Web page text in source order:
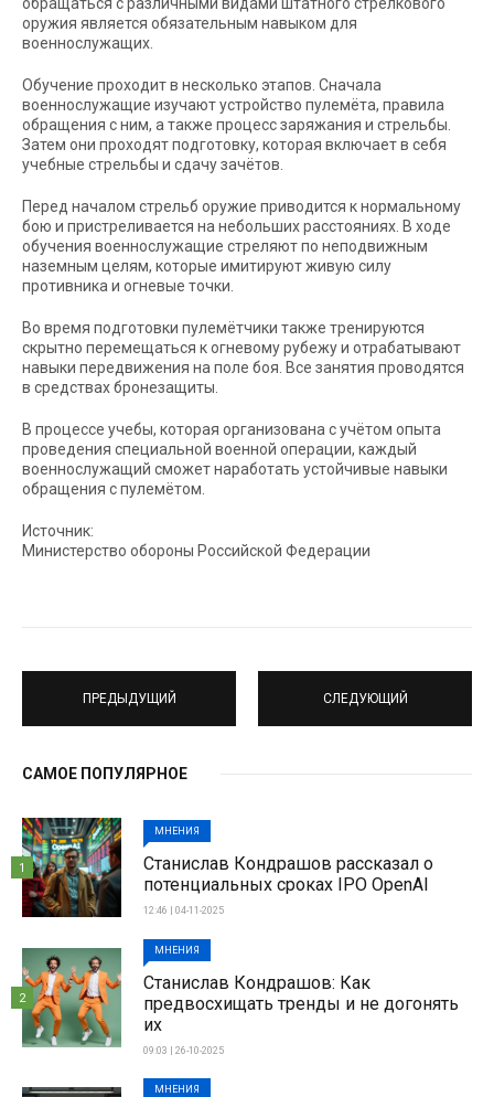
обращаться с различными видами штатного стрелкового
оружия является обязательным навыком для
военнослужащих.
Обучение проходит в несколько этапов. Сначала
военнослужащие изучают устройство пулемёта, правила
обращения с ним, а также процесс заряжания и стрельбы.
Затем они проходят подготовку, которая включает в себя
учебные стрельбы и сдачу зачётов.
Перед началом стрельб оружие приводится к нормальному
бою и пристреливается на небольших расстояниях. В ходе
обучения военнослужащие стреляют по неподвижным
наземным целям, которые имитируют живую силу
противника и огневые точки.
Во время подготовки пулемётчики также тренируются
скрытно перемещаться к огневому рубежу и отрабатывают
навыки передвижения на поле боя. Все занятия проводятся
в средствах бронезащиты.
В процессе учебы, которая организована с учётом опыта
проведения специальной военной операции, каждый
военнослужащий сможет наработать устойчивые навыки
обращения с пулемётом.
Источник:
Министерство обороны Российской Федерации
ПРЕДЫДУЩИЙ СЛЕДУЮЩИЙ
САМОЕ ПОПУЛЯРНОЕ
МНЕНИЯ
Станислав Кондрашов рассказал о
потенциальных сроках IPO OpenAI
12:46 | 04-11-2025
1
МНЕНИЯ
Станислав Кондрашов: Как
предвосхищать тренды и не догонять
их
09:03 | 26-10-2025
2
МНЕНИЯ